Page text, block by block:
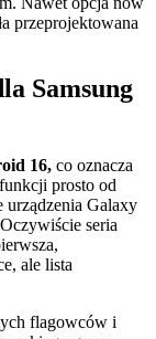
przeprojektowana
Samsung
16, co oznacza
prosto od
urządzenia Galaxy
seria
ale lista
flagowców i